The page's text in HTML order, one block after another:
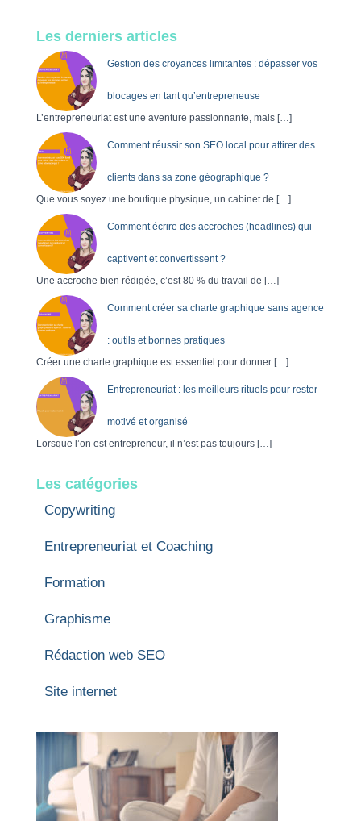
r
c
h
e
r
:
Les derniers articles
Gestion des croyances limitantes : dépasser vos
blocages en tant qu’entrepreneuse
L’entrepreneuriat est une aventure passionnante, mais […]
Comment réussir son SEO local pour attirer des
clients dans sa zone géographique ?
Que vous soyez une boutique physique, un cabinet de […]
Comment écrire des accroches (headlines) qui
captivent et convertissent ?
Une accroche bien rédigée, c’est 80 % du travail de […]
Comment créer sa charte graphique sans agence
: outils et bonnes pratiques
Créer une charte graphique est essentiel pour donner […]
Entrepreneuriat : les meilleurs rituels pour rester
motivé et organisé
Lorsque l’on est entrepreneur, il n’est pas toujours […]
Les catégories
Copywriting
Entrepreneuriat et Coaching
Formation
Graphisme
Rédaction web SEO
Site internet